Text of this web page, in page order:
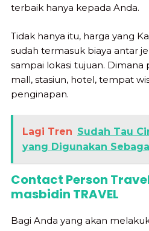
terbaik hanya kepada Anda.
Tidak hanya itu, harga yang
sudah termasuk biaya antar
sampai lokasi tujuan. Dimana
mall, stasiun, hotel, tempat
penginapan.
Lagi Tren Sudah Tau
yang Digunakan
Contact Person
masbidin TRAVEL
Bagi Anda yang akan